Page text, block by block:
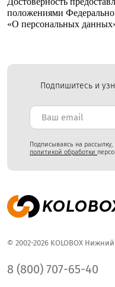
положениями
«О персональных
Подпишитесь и
Подписываясь на
политикой обработки
© 2002-2026 KOLOBOX
8 (800) 707-65-40